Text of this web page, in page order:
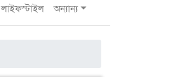
লাইফস্টাইল অন্যান্য